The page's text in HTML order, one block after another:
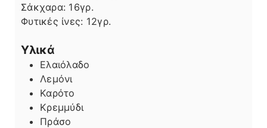
Σάκχαρα: 16γρ.
Φυτικές ίνες: 12γρ.
Υλικά
Ελαιόλαδο
Λεμόνι
Καρότο
Κρεμμύδι
Πράσο